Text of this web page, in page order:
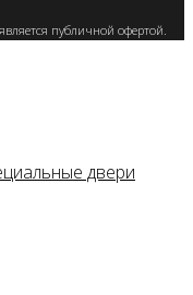
публичной офертой.
двери